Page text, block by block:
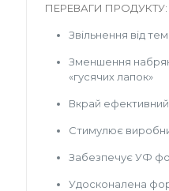
ПЕРЕВАГИ ПРОДУКТУ:
Звільнення від
Зменшення
«гусячих лапок»
Вкрай
Стимулює
Забезпечує УФ
Удосконалена